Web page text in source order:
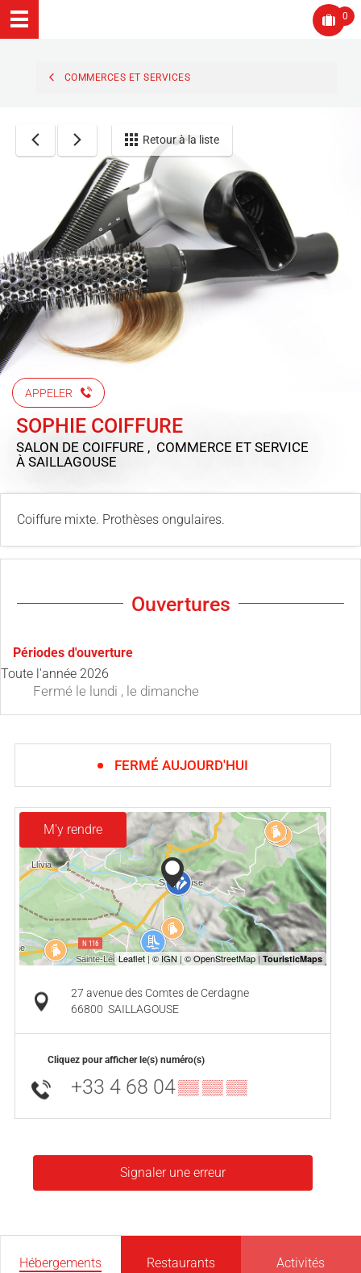
0
COMMERCES ET SERVICES
Retour à la liste
APPELER
SOPHIE COIFFURE
SALON DE COIFFURE , COMMERCE ET SERVICE
À SAILLAGOUSE
Coiffure mixte. Prothèses ongulaires.
Ouvertures
Périodes d'ouverture
Toute l'année 2026
Fermé le lundi , le dimanche
FERMÉ AUJOURD'HUI
M'y rendre
27 avenue des Comtes de Cerdagne
66800 SAILLAGOUSE
Cliquez pour afficher le(s) numéro(s)
+33 4 68 04▒▒ ▒▒ ▒▒
Signaler une erreur
Hébergements Restaurants Activités